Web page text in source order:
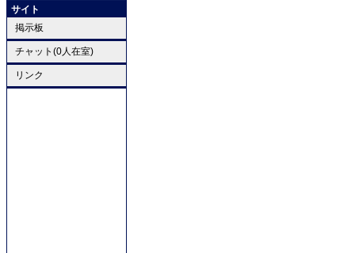
サイト
掲示板
チャット(0人在室)
リンク